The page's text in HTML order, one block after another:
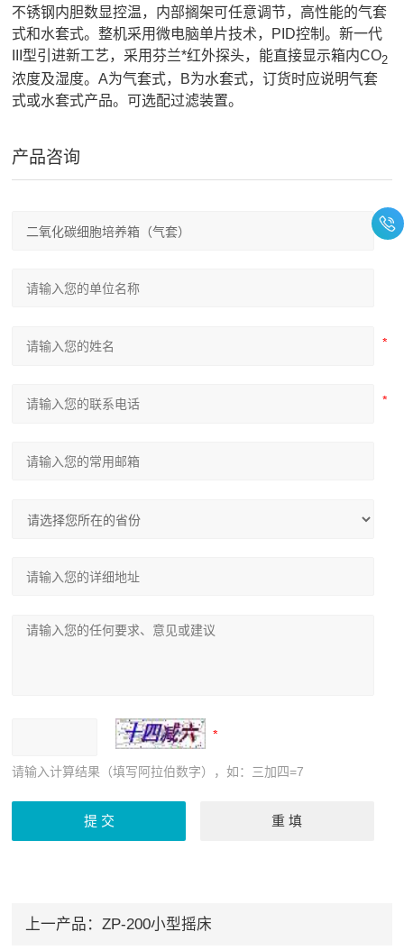
不锈钢内胆数显控温，内部搁架可任意调节，高性能的气套
式和水套式。整机采用微电脑单片技术，PID控制。新一代
III型引进新工艺，采用芬兰*红外探头，能直接显示箱内CO2
浓度及湿度。A为气套式，B为水套式，订货时应说明气套
式或水套式产品。可选配过滤装置。
产品咨询
请输入计算结果（填写阿拉伯数字），如：三加四=7
上一产品： ZP-200小型摇床